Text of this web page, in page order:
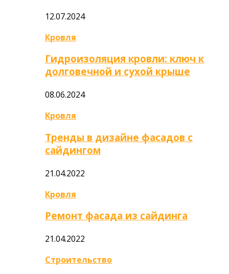
12.07.2024
Кровля
Гидроизоляция кровли: ключ к
долговечной и сухой крыше
08.06.2024
Кровля
Тренды в дизайне фасадов с
сайдингом
21.04.2022
Кровля
Ремонт фасада из сайдинга
21.04.2022
Строительство